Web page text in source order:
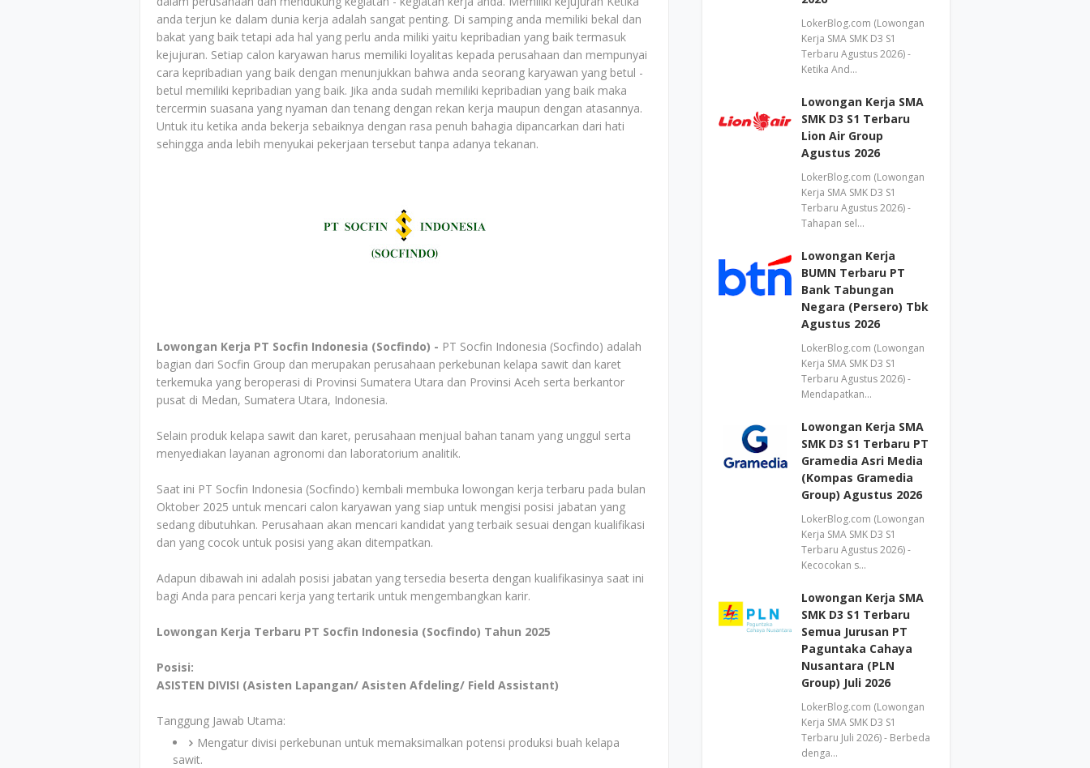
anda terjun ke dalam dunia kerja adalah sangat penting. Di samping anda memiliki bekal dan
bakat yang baik tetapi ada hal yang perlu anda miliki yaitu kepribadian yang baik termasuk
kejujuran. Setiap calon karyawan harus memiliki loyalitas kepada perusahaan dan mempunyai
cara kepribadian yang baik dengan menunjukkan bahwa anda seorang karyawan yang betul -
betul memiliki kepribadian yang baik. Jika anda sudah memiliki kepribadian yang baik maka
tercermin suasana yang nyaman dan tenang dengan rekan kerja maupun dengan atasannya.
Untuk itu ketika anda bekerja sebaiknya dengan rasa penuh bahagia dipancarkan dari hati
sehingga anda lebih menyukai pekerjaan tersebut tanpa adanya tekanan.
Lowongan Kerja PT Socfin Indonesia (Socfindo) - PT Socfin Indonesia (Socfindo) adalah
bagian dari Socfin Group dan merupakan perusahaan perkebunan kelapa sawit dan karet
terkemuka yang beroperasi di Provinsi Sumatera Utara dan Provinsi Aceh serta berkantor
pusat di Medan, Sumatera Utara, Indonesia.
Selain produk kelapa sawit dan karet, perusahaan menjual bahan tanam yang unggul serta
menyediakan layanan agronomi dan laboratorium analitik.
Saat ini PT Socfin Indonesia (Socfindo) kembali membuka lowongan kerja terbaru pada bulan
Oktober 2025 untuk mencari calon karyawan yang siap untuk mengisi posisi jabatan yang
sedang dibutuhkan. Perusahaan akan mencari kandidat yang terbaik sesuai dengan kualifikasi
dan yang cocok untuk posisi yang akan ditempatkan.
Adapun dibawah ini adalah posisi jabatan yang tersedia beserta dengan kualifikasinya saat ini
bagi Anda para pencari kerja yang tertarik untuk mengembangkan karir.
Lowongan Kerja Terbaru PT Socfin Indonesia (Socfindo) Tahun 2025
Posisi:
ASISTEN DIVISI (Asisten Lapangan/ Asisten Afdeling/ Field Assistant)
Tanggung Jawab Utama:
Mengatur divisi perkebunan untuk memaksimalkan potensi produksi buah kelapa
sawit.
LokerBlog.com (Lowongan
Kerja SMA SMK D3 S1
Terbaru Agustus 2026) -
Ketika And…
Lowongan Kerja SMA
SMK D3 S1 Terbaru
Lion Air Group
Agustus 2026
LokerBlog.com (Lowongan
Kerja SMA SMK D3 S1
Terbaru Agustus 2026) -
Tahapan sel…
Lowongan Kerja
BUMN Terbaru PT
Bank Tabungan
Negara (Persero) Tbk
Agustus 2026
LokerBlog.com (Lowongan
Kerja SMA SMK D3 S1
Terbaru Agustus 2026) -
Mendapatkan…
Lowongan Kerja SMA
SMK D3 S1 Terbaru PT
Gramedia Asri Media
(Kompas Gramedia
Group) Agustus 2026
LokerBlog.com (Lowongan
Kerja SMA SMK D3 S1
Terbaru Agustus 2026) -
Kecocokan s…
Lowongan Kerja SMA
SMK D3 S1 Terbaru
Semua Jurusan PT
Paguntaka Cahaya
Nusantara (PLN
Group) Juli 2026
LokerBlog.com (Lowongan
Kerja SMA SMK D3 S1
Terbaru Juli 2026) - Berbeda
denga…